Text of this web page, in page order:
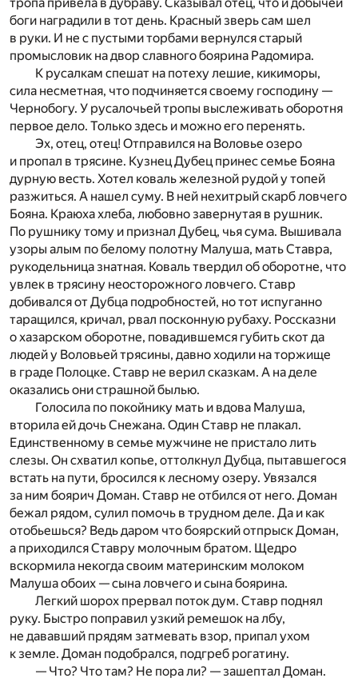
боги наградили в тот день. Красный зверь сам шел
в руки. И не с пустыми торбами вернулся старый
промысловик на двор славного боярина Радомира.
К русалкам спешат на потеху лешие, кикиморы,
сила несметная, что подчиняется своему господину —
Чернобогу. У русалочьей тропы выслеживать оборотня
первое дело. Только здесь и можно его перенять.
Эх, отец, отец! Отправился на Воловье озеро
и пропал в трясине. Кузнец Дубец принес семье Бояна
дурную весть. Хотел коваль железной рудой у топей
разжиться. А нашел суму. В ней нехитрый скарб ловчего
Бояна. Краюха хлеба, любовно завернутая в рушник.
По рушнику тому и признал Дубец, чья сума. Вышивала
узоры алым по белому полотну Малуша, мать Ставра,
рукодельница знатная. Коваль твердил об оборотне, что
увлек в трясину неосторожного ловчего. Ставр
добивался от Дубца подробностей, но тот испуганно
таращился, кричал, рвал посконную рубаху. Россказни
о хазарском оборотне, повадившемся губить скот да
людей у Воловьей трясины, давно ходили на торжище
в граде Полоцке. Ставр не верил сказкам. А на деле
оказались они страшной былью.
Голосила по покойнику мать и вдова Малуша,
вторила ей дочь Снежана. Один Ставр не плакал.
Единственному в семье мужчине не пристало лить
слезы. Он схватил копье, оттолкнул Дубца, пытавшегося
встать на пути, бросился к лесному озеру. Увязался
за ним боярич Доман. Ставр не отбился от него. Доман
бежал рядом, сулил помочь в трудном деле. Да и как
отобьешься? Ведь даром что боярский отпрыск Доман,
а приходился Ставру молочным братом. Щедро
вскормила некогда своим материнским молоком
Малуша обоих — сына ловчего и сына боярина.
Легкий шорох прервал поток дум. Ставр поднял
руку. Быстро поправил узкий ремешок на лбу,
не дававший прядям затмевать взор, припал ухом
к земле. Доман подобрался, подгреб рогатину.
— Что? Что там? Не пора ли? — зашептал Доман.